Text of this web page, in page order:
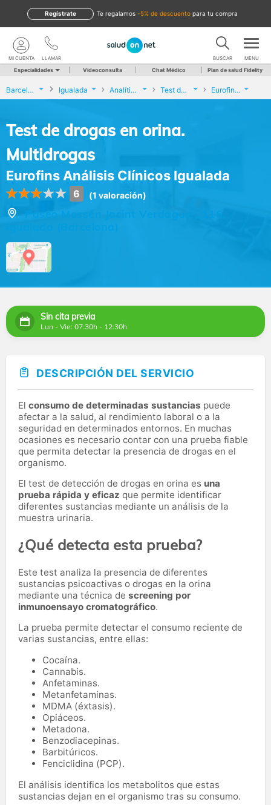
te regalamos -5% de descuento para tu compra
Regístrate
LLAMAR
MI CUENTA BUSCAR MENU
Especialidades Videoconsulta Chat Médico Plan de salud Fidelity
Barcelona Igualada Analíticas y Genética Test de drogas en orina. Multidrogas Eurofins Análisis Clínicos Igualada
Test de drogas en orina.
Multidrogas
Eurofins Análisis Clínicos Igualada
6 (1 valoración)
Paseo Mossén Jacint Verdaguer, 116,
Sin cita previa
Lun - Vie: 07:30h - 12:30h
DESCRIPCIÓN DEL SERVICIO
El consumo de determinadas sustancias puede
afectar a la salud, al rendimiento laboral o a la
seguridad en determinados entornos. En muchas
ocasiones es necesario contar con una prueba fiable
que permita detectar la presencia de drogas en el
organismo.
El test de detección de drogas en orina es una
prueba rápida y eficaz que permite identificar
diferentes sustancias mediante un análisis de la
muestra urinaria.
¿Qué detecta esta prueba?
Este test analiza la presencia de diferentes
sustancias psicoactivas o drogas en la orina
mediante una técnica de screening por
inmunoensayo cromatográfico.
La prueba permite detectar el consumo reciente de
varias sustancias, entre ellas:
Cocaína.
Cannabis.
Anfetaminas.
Metanfetaminas.
MDMA (éxtasis).
Opiáceos.
Metadona.
Benzodiacepinas.
Barbitúricos.
Fenciclidina (PCP).
El análisis identifica los metabolitos que estas
sustancias dejan en el organismo tras su consumo.